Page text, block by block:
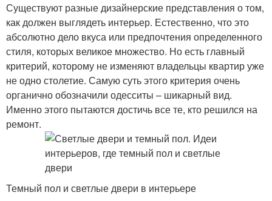
Существуют разные дизайнерские представления о том,
как должен выглядеть интерьер. Естественно, что это
абсолютно дело вкуса или предпочтения определенного
стиля, которых великое множество. Но есть главный
критерий, которому не изменяют владельцы квартир уже
не одно столетие. Самую суть этого критерия очень
органично обозначили одесситы – шикарный вид.
Именно этого пытаются достичь все те, кто решился на
ремонт.
Темный пол и светлые двери в интерьере